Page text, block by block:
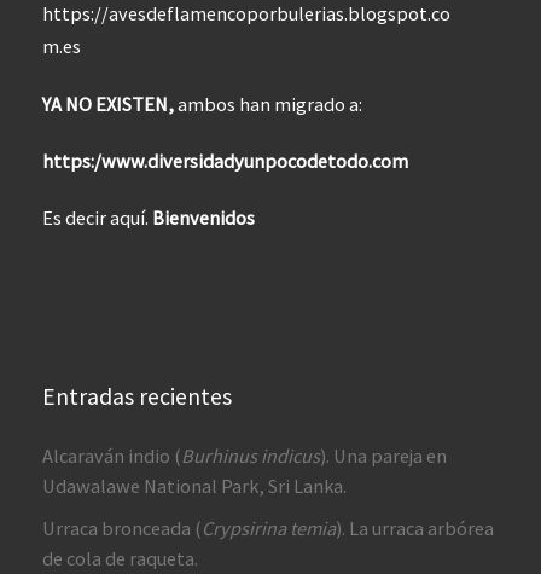
https://avesdeflamencoporbulerias.blogspot.co
m.es
YA NO EXISTEN,ambos han migrado a:
https:/www.diversidadyunpocodetodo.com
Es decir aquí. Bienvenidos
Entradas recientes
Alcaraván indio (Burhinus indicus). Una pareja en
Udawalawe National Park, Sri Lanka.
Urraca bronceada (Crypsirina temia). La urraca arbórea
de cola de raqueta.